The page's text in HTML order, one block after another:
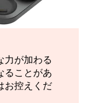
力が加わる
ることがあ
お控えくだ